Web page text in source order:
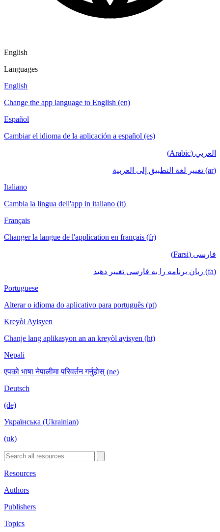
English
Languages
English
Change the app language to English (en)
Español
Cambiar el idioma de la aplicación a español (es)
العربي (Arabic)
(ar) تغيير لغة التطبيق إلى العربية
Italiano
Cambia la lingua dell'app in italiano (it)
Français
Changer la langue de l'application en français (fr)
فارسی (Farsi)
(fa) زبان برنامه را به فارسی تغییر دهید
Portuguese
Alterar o idioma do aplicativo para português (pt)
Kreyòl Ayisyen
Chanje lang aplikasyon an an kreyòl ayisyen (ht)
Nepali
एपको भाषा नेपालीमा परिवर्तन गर्नुहोस् (ne)
Deutsch
(de)
Українська (Ukrainian)
(uk)
Resources
Authors
Publishers
Topics